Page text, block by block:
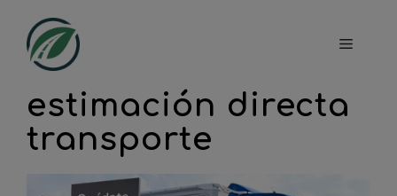
contenido
Menú
estimación directa
transporte